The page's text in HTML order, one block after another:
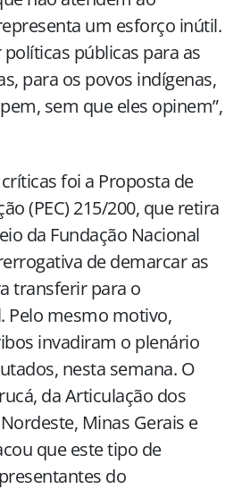
um esforço inútil.
públicas para as
para os povos indígenas,
sem que eles opinem”,
foi a Proposta de
(PEC) 215/200, que retira
da Fundação Nacional
de demarcar as
transferir para o
Pelo mesmo motivo,
invadiram o plenário
nesta semana. O
da Articulação dos
Minas Gerais e
que este tipo de
do